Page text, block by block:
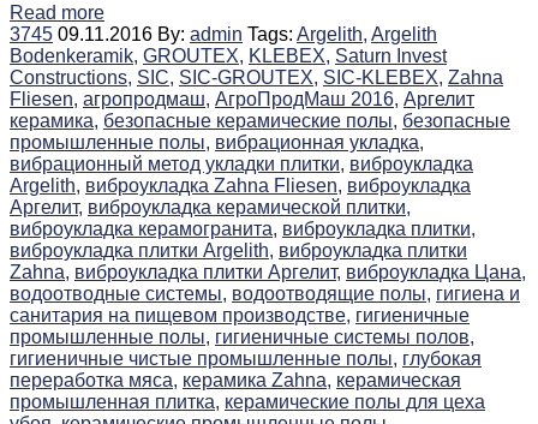
Read more
3745 09.11.2016 By: admin Tags: Argelith, Argelith
Bodenkeramik, GROUTEX, KLEBEX, Saturn Invest
Constructions, SIC, SIC-GROUTEX, SIC-KLEBEX, Zahna
Fliesen, агропродмаш, АгроПродМаш 2016, Аргелит
керамика, безопасные керамические полы, безопасные
промышленные полы, вибрационная укладка,
вибрационный метод укладки плитки, виброукладка
Argelith, виброукладка Zahna Fliesen, виброукладка
Аргелит, виброукладка керамической плитки,
виброукладка керамогранита, виброукладка плитки,
виброукладка плитки Argelith, виброукладка плитки
Zahna, виброукладка плитки Аргелит, виброукладка Цана,
водоотводные системы, водоотводящие полы, гигиена и
санитария на пищевом производстве, гигиеничные
промышленные полы, гигиеничные системы полов,
гигиеничные чистые промышленные полы, глубокая
переработка мяса, керамика Zahna, керамическая
промышленная плитка, керамические полы для цеха